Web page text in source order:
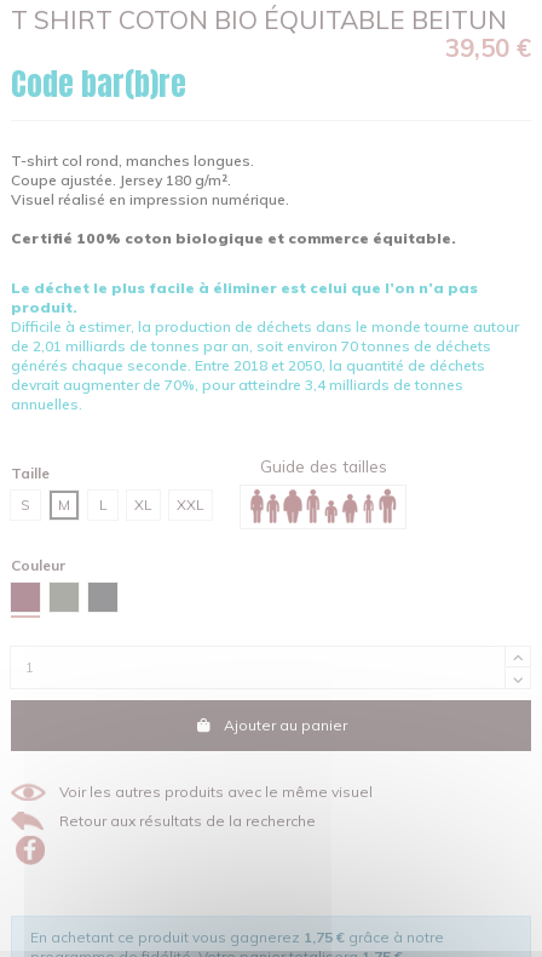
T SHIRT COTON BIO ÉQUITABLE BEITUN
39,50 €
Code bar(b)re
T-shirt col rond, manches longues.
Coupe ajustée. Jersey 180 g/m².
Visuel réalisé en impression numérique.
Certifié 100% coton biologique et commerce équitable.
Le déchet le plus facile à éliminer est celui que l’on n’a pas
produit.
Difficile à estimer, la production de déchets dans le monde tourne autour
de 2,01 milliards de tonnes par an, soit environ 70 tonnes de déchets
générés chaque seconde. Entre 2018 et 2050, la quantité de déchets
devrait augmenter de 70%, pour atteindre 3,4 milliards de tonnes
annuelles.
Taille
S
M L XL XXL
Guide des tailles
Couleur
Ajouter au panier
Voir les autres produits avec le même visuel
Retour aux résultats de la recherche
En achetant ce produit vous gagnerez 1,75 € grâce à notre